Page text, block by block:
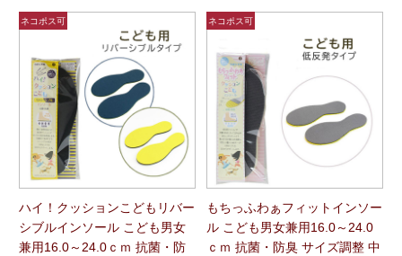
ハイ！クッションこどもリバー
シブルインソール こども男女
兼用16.0～24.0ｃｍ 抗菌・防
もちっふわぁフィットインソー
ル こども男女兼用16.0～24.0
ｃｍ 抗菌・防臭 サイズ調整 中